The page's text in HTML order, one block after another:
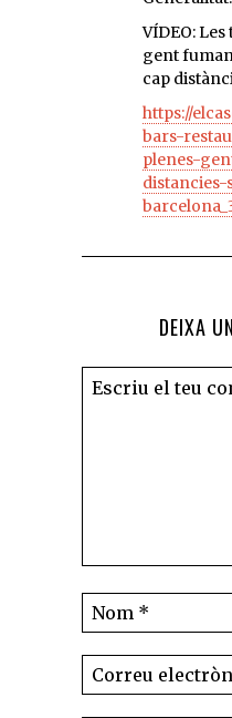
VÍDEO:
gent
cap
https://
bars-
plenes-
DEIXA